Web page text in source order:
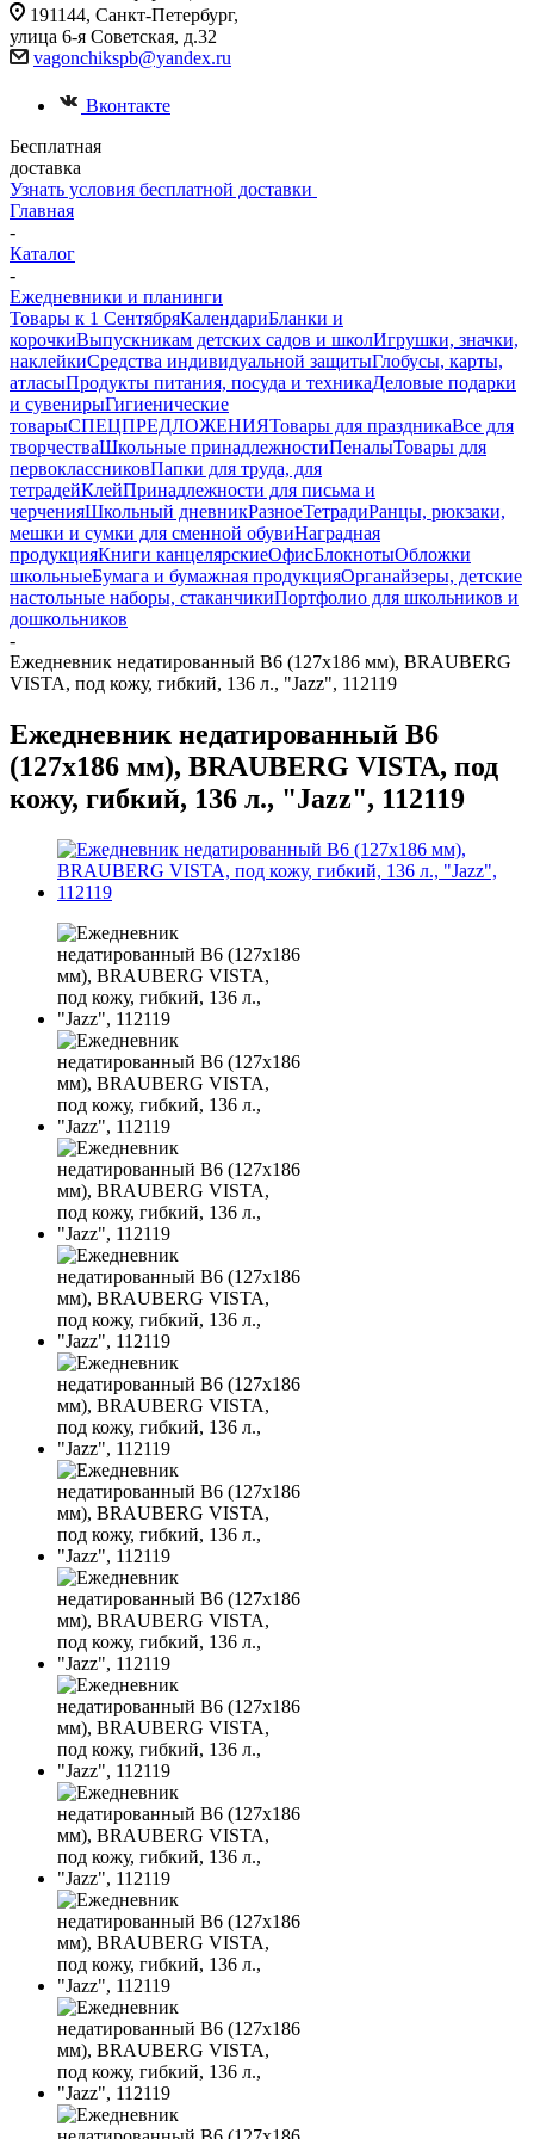
191144, Санкт-Петербург,
улица 6-я Советская, д.32
vagonchikspb@yandex.ru
Вконтакте
Бесплатная
доставка
Узнать условия бесплатной доставки
Главная
-
Каталог
-
Ежедневники и планинги
Товары к 1 СентябряКалендариБланки и
корочкиВыпускникам детских садов и школИгрушки, значки,
наклейкиСредства индивидуальной защитыГлобусы, карты,
атласыПродукты питания, посуда и техникаДеловые подарки
и сувенирыГигиенические
товарыСПЕЦПРЕДЛОЖЕНИЯТовары для праздникаВсе для
творчестваШкольные принадлежностиПеналыТовары для
первоклассниковПапки для труда, для
тетрадейКлейПринадлежности для письма и
черченияШкольный дневникРазноеТетрадиРанцы, рюкзаки,
мешки и сумки для сменной обувиНаградная
продукцияКниги канцелярскиеОфисБлокнотыОбложки
школьныеБумага и бумажная продукцияОрганайзеры, детские
настольные наборы, стаканчикиПортфолио для школьников и
дошкольников
-
Ежедневник недатированный B6 (127х186 мм), BRAUBERG
VISTA, под кожу, гибкий, 136 л., "Jazz", 112119
Ежедневник недатированный B6
(127х186 мм), BRAUBERG VISTA, под
кожу, гибкий, 136 л., "Jazz", 112119